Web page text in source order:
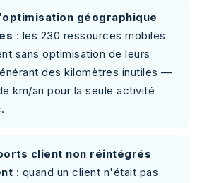
géographique
: les 230 ressources mobiles
sans optimisation de leurs
des kilomètres inutiles —
km/an pour la seule activité
client non réintégrés
: quand un client n'était pas